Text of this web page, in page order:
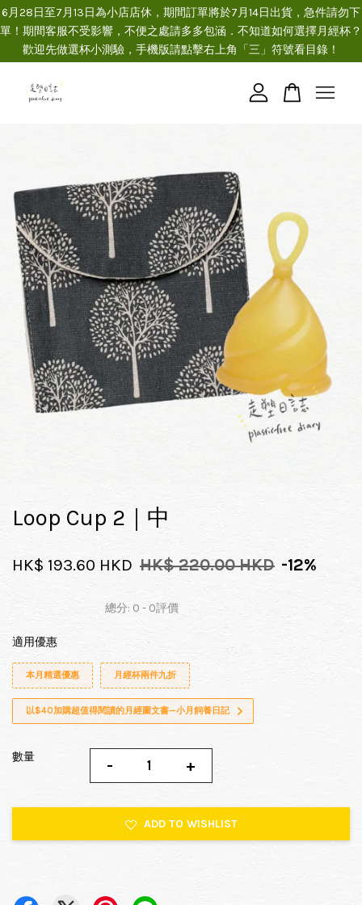
6月28日至7月13日為小店店休，期間訂單將於7月14日出貨，急件請勿下
單！期間客服不受影響，不便之處請多多包涵．不知道如何選擇月經杯？
歡迎先做選杯小測驗，手機版請點擊右上角「三」符號看目錄！
Loop Cup 2｜中
HK$ 193.60 HKD HK$ 220.00 HKD -12%
總分: 0 - 0評價
適用優惠
本月精選優惠 月經杯兩件九折
以$40加購超值得閱讀的月經圖文書—小月飼養日記
數量 - +
ADD TO WISHLIST
您的購物車目前還是空的。